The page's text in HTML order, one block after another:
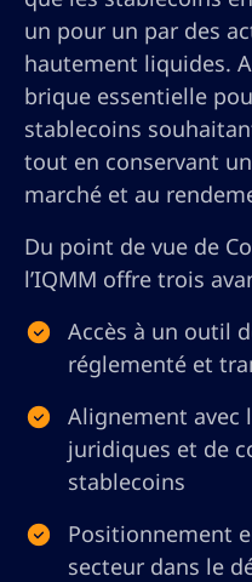
un pour un par des
hautement liquides.
brique essentielle
stablecoins
tout en conservant
marché et au
Du point de vue de
l’IQMM offre trois
Accès à un outil
réglementé et
Alignement avec
juridiques et de
stablecoins
Positionnement
secteur dans le